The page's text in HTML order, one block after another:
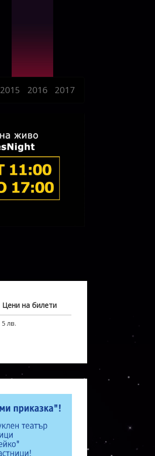
2015 2016 2017
Цени на билети
5 лв.